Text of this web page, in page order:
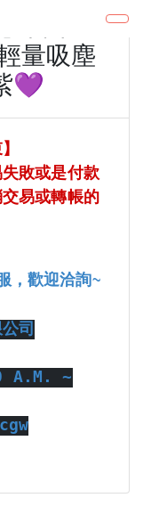
量吸塵
💜
敗或是付款
易或轉帳的
，歡迎洽詢~
司
A.M. ~